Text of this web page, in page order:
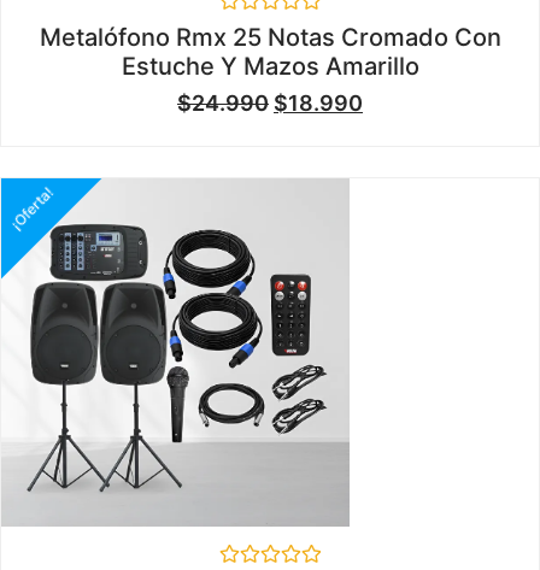
Valorado
en
0
5
Metalófono Rmx 25 Notas Cromado Con
Estuche Y Mazos Amarillo
$24.990 $18.990
¡Oferta!